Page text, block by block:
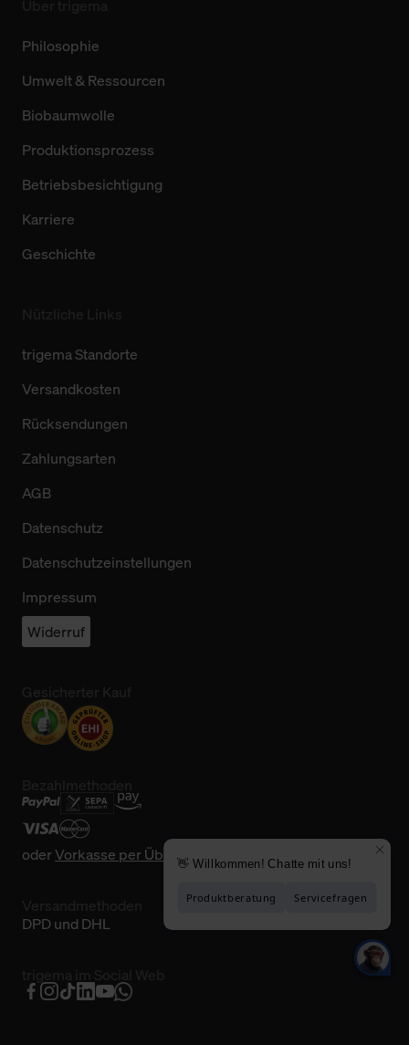
Philosophie
Umwelt & Ressourcen
Biobaumwolle
Produktionsprozess
Betriebsbesichtigung
Karriere
Geschichte
trigema Standorte
Versandkosten
Rücksendungen
Zahlungsarten
AGB
Datenschutz
Datenschutzeinstellungen
Impressum
Widerruf
oderVorkasse per Überweisung
DPD und DHL